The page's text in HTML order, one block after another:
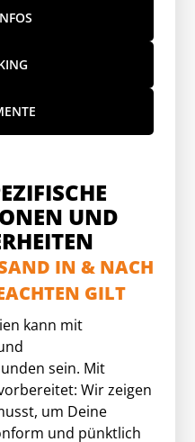
UND
IN & NACH
GILT
kann mit
sein. Mit
Wir zeigen
um Deine
und pünktlich